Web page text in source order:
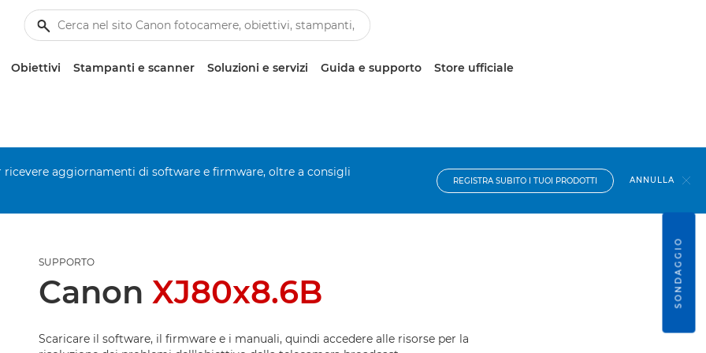
Obiettivi Stampanti e scanner Soluzioni e servizi Guida e supporto Store ufficiale
aggiornamenti di software e firmware, oltre a consigli
REGISTRA SUBITO I TUOI PRODOTTI ANNULLA
SUPPORTO
Canon XJ80x8.6B
Scaricare il software, il firmware e i manuali, quindi accedere alle risorse per la
SONDAGGIO